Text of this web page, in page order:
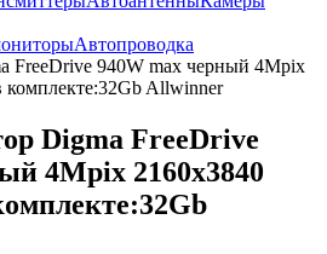
Автопроводка
FreeDrive 940W max черный 4Mpix
комплекте:32Gb Allwinner
Digma FreeDrive
4Mpix 2160x3840